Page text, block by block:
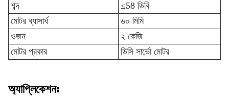
শব্দ
≤58 ডিবি
মোটর ব্যাসার্ধ
৬০ মিমি
ওজন
২ কেজি
মোটর প্রকার
ডিসি সার্ভো মোটর
অ্যাপ্লিকেশনঃ